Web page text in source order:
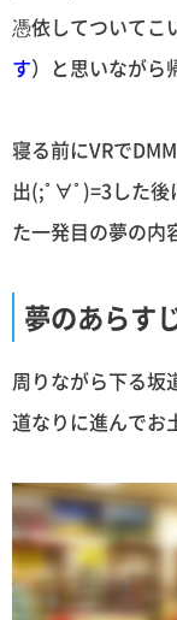
憑依してついてこ
す）と思いながら
寝る前にVRで
出(;ﾟ∀ﾟ)=3した後
た一発目の夢の内
夢のあらす
周りながら下る坂
道なりに進んでお